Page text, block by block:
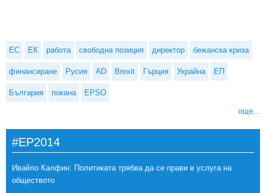
ЕС ЕК работа свободна позиция директор бежанска криза
финансиране Русия AD Brexit Гърция Украйна ЕП
България покана EPSO
още...
#EP2014
Ивайло Калфин: Политиката трябва да се прави в услуга на
обществото